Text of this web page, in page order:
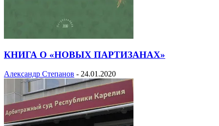
КНИГА О «НОВЫХ ПАРТИЗАНАХ»
Александр Степанов - 24.01.2020